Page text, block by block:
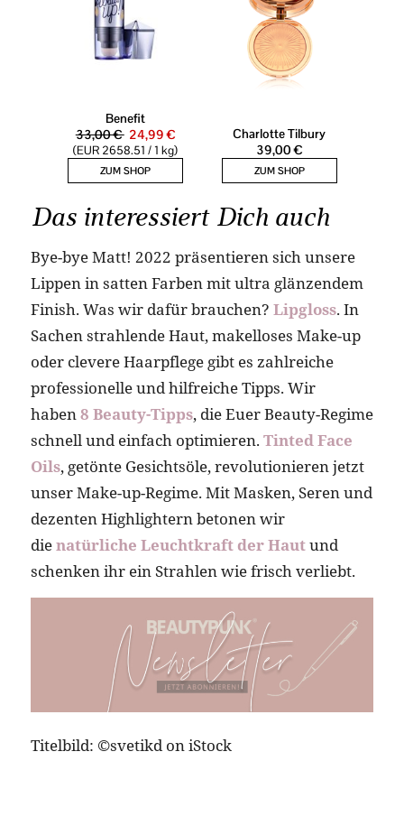
Das interessiert Dich auch
Bye-bye Matt! 2022 präsentieren sich unsere
Lippen in satten Farben mit ultra glänzendem
Finish. Was wir dafür brauchen? Lipgloss. In
Sachen strahlende Haut, makelloses Make-up
oder clevere Haarpflege gibt es zahlreiche
professionelle und hilfreiche Tipps. Wir
haben8 Beauty-Tipps, die Euer Beauty-Regime
schnell und einfach optimieren. Tinted Face
Oils, getönte Gesichtsöle, revolutionieren jetzt
unser Make-up-Regime. Mit Masken, Seren und
dezenten Highlightern betonen wir
dienatürliche Leuchtkraft der Hautund
schenken ihr ein Strahlen wie frisch verliebt.
Titelbild: ©svetikd on iStock